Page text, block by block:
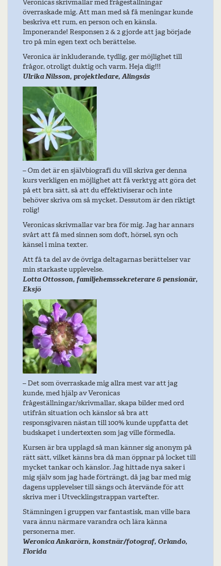
Veronicas skrivmallar med frågeställningar
överraskade mig. Att man med så få meningar kunde
beskriva ett rum, en person och en känsla.
Imponerande! Responsen 2 & 2 gjorde att jag började
tro på min egen text och berättelse.
Veronica är inkluderande, tydlig, ger möjlighet till
frågor, otroligt duktig och varm. Heja dig!!!
Ulrika Nilsson, projektledare, Alingsås
– Om det är en självbiografi du vill skriva ger denna
kurs verkligen en möjlighet att få verktyg att göra det
på ett bra sätt, så att du effektiviserar och inte
behöver skriva om så mycket. Dessutom är den riktigt
rolig!
Veronicas skrivmallar var bra för mig. Jag har annars
svårt att få med sinnen som doft, hörsel, syn och
känsel i mina texter.
Att få ta del av de övriga deltagarnas berättelser var
min starkaste upplevelse.
Lotta Ottosson, familjehemssekreterare & pensionär,
Eksjö
– Det som överraskade mig allra mest var att jag
kunde, med hjälp av Veronicas
frågeställningar/skrivmallar, skapa bilder med ord
utifrån situation och känslor så bra att
responsgivaren nästan till 100% kunde uppfatta det
budskapet i undertexten som jag ville förmedla.
Kursen är bra upplagd så man känner sig anonym på
rätt sätt, vilket känns bra då man öppnar på locket till
mycket tankar och känslor. Jag hittade nya saker i
mig själv som jag hade förträngt, då jag bar med mig
dagens upplevelser till sängs och återvände för att
skriva mer i Utvecklingstrappan vartefter.
Stämningen i gruppen var fantastisk, man ville bara
vara ännu närmare varandra och lära känna
personerna mer.
Weronica Ankarörn, konstnär/fotograf, Orlando,
Florida